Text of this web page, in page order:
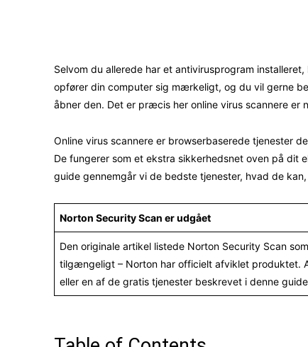
Selvom du allerede har et antivirusprogram
opfører din computer sig mærkeligt, og du vil gerne
åbner den. Det er præcis her online virus scannere er
Online virus scannere er browserbaserede tjenester
De fungerer som et ekstra sikkerhedsnet oven på dit
guide gennemgår vi de bedste tjenester, hvad de
Norton Security Scan er udgået
Den originale artikel listede Norton Security Scan
tilgængeligt – Norton har officielt afviklet produktet.
eller en af de gratis tjenester beskrevet i denne